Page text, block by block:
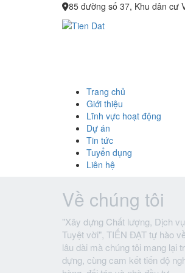
85 đường số 37, Khu dân cư
Trang chủ
Giới thiệu
Lĩnh vực hoạt động
Dự án
Tin tức
Tuyển dụng
Liên hệ
Về chúng tôi
"Xây dựng Chất lượng, Dịch
Tuyệt vời", TIẾN ĐẠT tự hào
lâu dài mà chúng tôi mang lại
dựng, cùng cam kết tiến độ